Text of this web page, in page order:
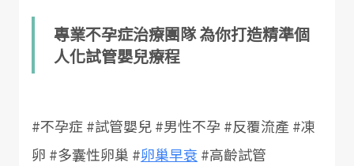
專業不孕症治療團隊 為你打造精準個
人化試管嬰兒療程
#不孕症 #試管嬰兒 #男性不孕 #反覆流產 #凍
卵 #多囊性卵巢 #卵巢早衰 #高齡試管